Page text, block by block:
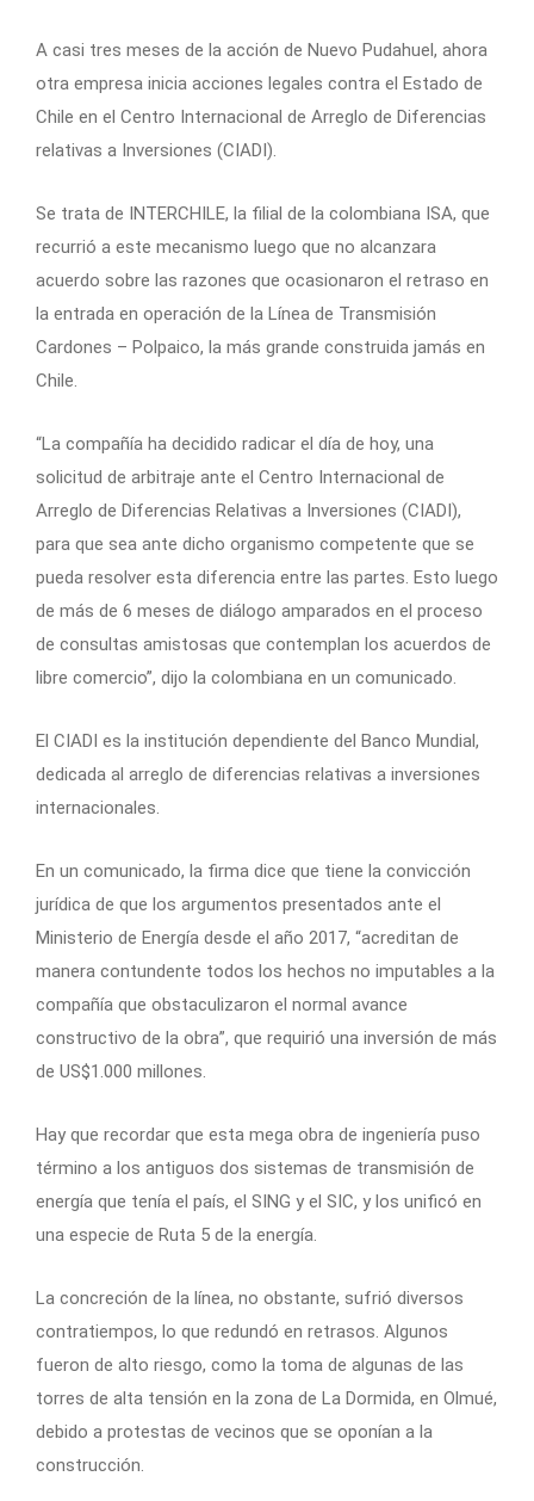
A casi tres meses de la acción de Nuevo Pudahuel, ahora
otra empresa inicia acciones legales contra el Estado de
Chile en el Centro Internacional de Arreglo de Diferencias
relativas a Inversiones (CIADI).
Se trata de INTERCHILE, la filial de la colombiana ISA, que
recurrió a este mecanismo luego que no alcanzara
acuerdo sobre las razones que ocasionaron el retraso en
la entrada en operación de la Línea de Transmisión
Cardones – Polpaico, la más grande construida jamás en
Chile.
“La compañía ha decidido radicar el día de hoy, una
solicitud de arbitraje ante el Centro Internacional de
Arreglo de Diferencias Relativas a Inversiones (CIADI),
para que sea ante dicho organismo competente que se
pueda resolver esta diferencia entre las partes. Esto luego
de más de 6 meses de diálogo amparados en el proceso
de consultas amistosas que contemplan los acuerdos de
libre comercio”, dijo la colombiana en un comunicado.
El CIADI es la institución dependiente del Banco Mundial,
dedicada al arreglo de diferencias relativas a inversiones
internacionales.
En un comunicado, la firma dice que tiene la convicción
jurídica de que los argumentos presentados ante el
Ministerio de Energía desde el año 2017, “acreditan de
manera contundente todos los hechos no imputables a la
compañía que obstaculizaron el normal avance
constructivo de la obra”, que requirió una inversión de más
de US$1.000 millones.
Hay que recordar que esta mega obra de ingeniería puso
término a los antiguos dos sistemas de transmisión de
energía que tenía el país, el SING y el SIC, y los unificó en
una especie de Ruta 5 de la energía.
La concreción de la línea, no obstante, sufrió diversos
contratiempos, lo que redundó en retrasos. Algunos
fueron de alto riesgo, como la toma de algunas de las
torres de alta tensión en la zona de La Dormida, en Olmué,
debido a protestas de vecinos que se oponían a la
construcción.